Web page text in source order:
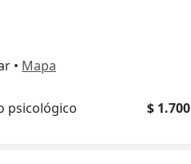
• Mapa
psicológico $ 1.700